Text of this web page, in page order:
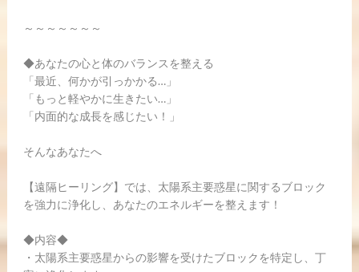
～～～～～～～
◆あなたの心と体のバランスを整える
「最近、何かが引っかかる…」
「もっと軽やかに生きたい…」
「内面的な成長を感じたい！」
そんなあなたへ
【遠隔ヒーリング】では、太陽系主要惑星に関するブロック
を強力に浄化し、あなたのエネルギーを整えます！
◆内容◆
・太陽系主要惑星からの影響を受けたブロックを特定し、丁